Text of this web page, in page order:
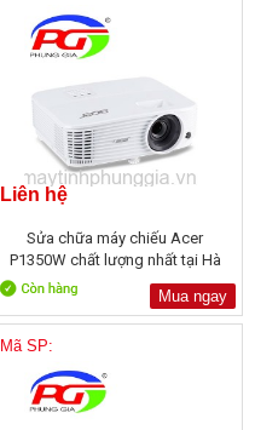
Liên hệ
Sửa chữa máy chiếu Acer
P1350W chất lượng nhất tại Hà
Mua ngay
Mã SP: